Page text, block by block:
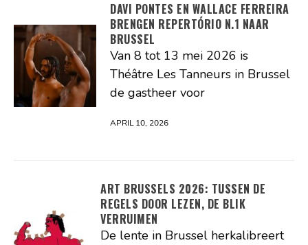
DAVI PONTES EN WALLACE FERREIRA
BRENGEN REPERTÓRIO N.1 NAAR
BRUSSEL
Van 8 tot 13 mei 2026 is
Théâtre Les Tanneurs in Brussel
de gastheer voor
APRIL 10, 2026
ART BRUSSELS 2026: TUSSEN DE
REGELS DOOR LEZEN, DE BLIK
VERRUIMEN
De lente in Brussel herkalibreert